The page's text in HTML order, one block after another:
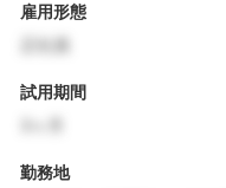
雇用形態
試用期間
勤務地